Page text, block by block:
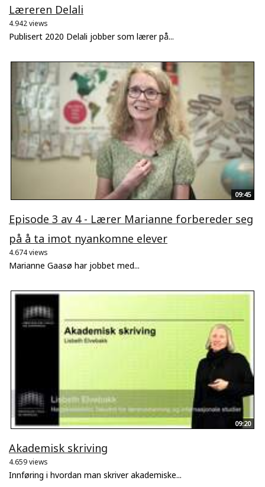
Læreren Delali
4.942 views
Publisert 2020 Delali jobber som lærer på...
09:45
Episode 3 av 4 - Lærer Marianne forbereder seg
på å ta imot nyankomne elever
4.674 views
Marianne Gaasø har jobbet med...
09:20
Akademisk skriving
4.659 views
Innføring i hvordan man skriver akademiske...